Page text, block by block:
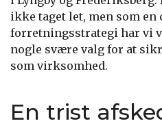
ikke taget let, men som en
forretningsstrategi har vi
nogle svære valg for at
som virksomhed.
En trist